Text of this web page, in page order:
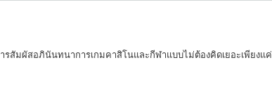
สัมผัสอภินันทนาการเกมคาสิโนและกีฬาแบบไม่ต้องคิดเยอะเพียง